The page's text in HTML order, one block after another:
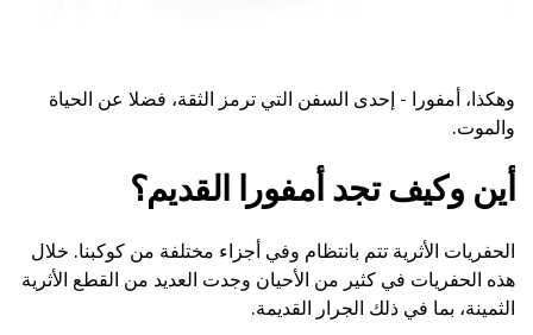
وهكذا، أمفورا - إحدى السفن التي ترمز الثقة، فضلا عن الحياة
والموت.
أين وكيف تجد أمفورا القديم؟
الحفريات الأثرية تتم بانتظام وفي أجزاء مختلفة من كوكبنا. خلال
هذه الحفريات في كثير من الأحيان وجدت العديد من القطع الأثرية
الثمينة، بما في ذلك الجرار القديمة.